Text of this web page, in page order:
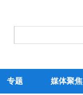
专题 媒体聚焦